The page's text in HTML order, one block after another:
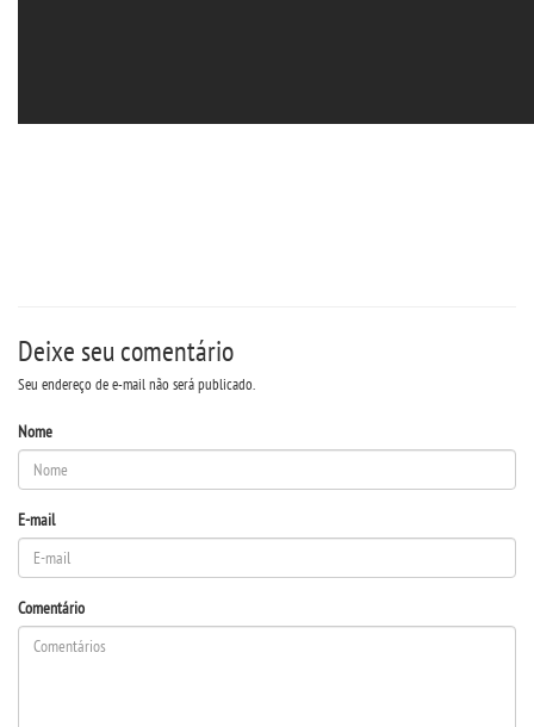
Deixe seu comentário
Seu endereço de e-mail não será publicado.
Nome
E-mail
Comentário